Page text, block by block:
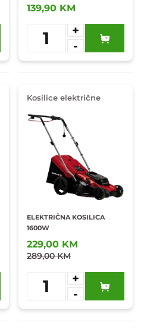
139,90 KM
1
+
-
Dodaj u
omiljene
Kosilice električne
ELEKTRIČNA KOSILICA
1600W
229,00 KM
289,00 KM
1
+
-
Dodaj u
omiljene